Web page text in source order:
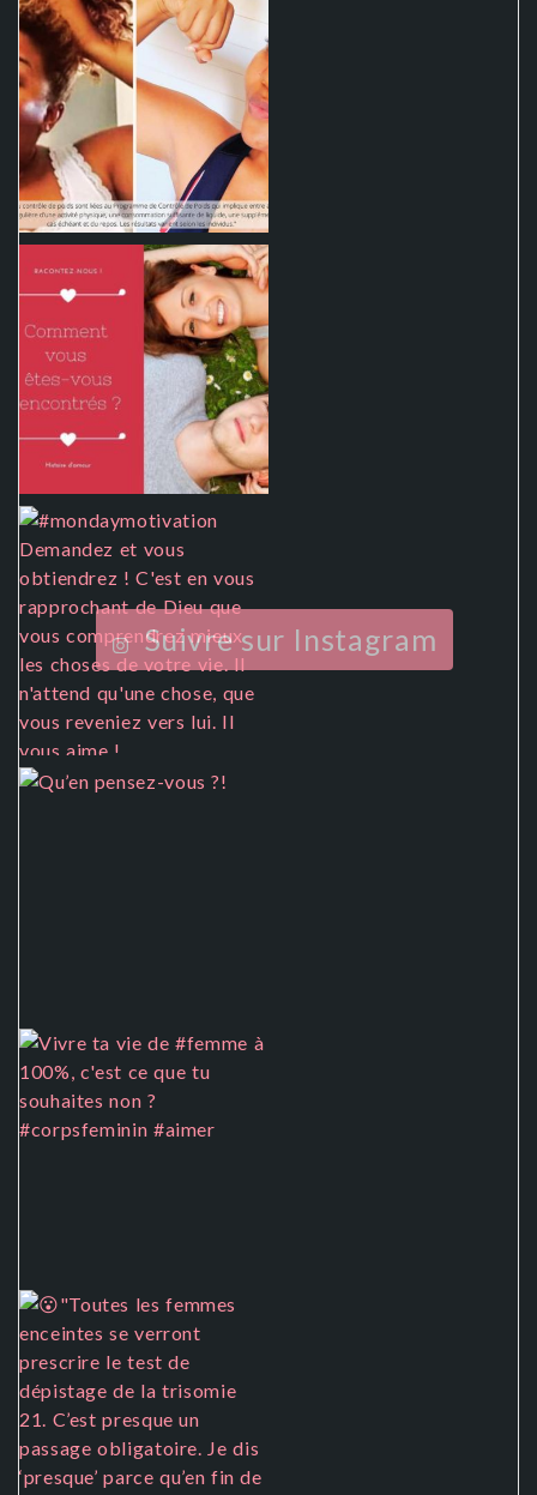
Suivre sur Instagram